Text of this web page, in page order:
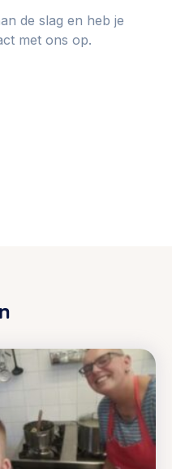
de slag en heb je
met ons op.